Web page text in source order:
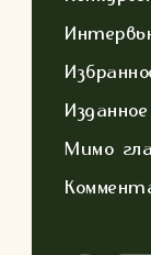
Изданное
Мимо